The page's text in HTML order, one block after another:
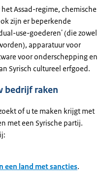
Assad-regime, chemische
zijn er beperkende
use-goederen' (die zowel
apparatuur voor
voor onderschepping en
Syrisch cultureel erfgoed.
bedrijf raken
of u te maken krijgt met
met een Syrische partij.
een land met sancties.